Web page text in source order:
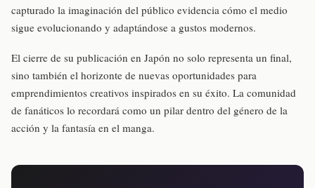
capturado la imaginación del público evidencia cómo el medio
sigue evolucionando y adaptándose a gustos modernos.
El cierre de su publicación en Japón no solo representa un final,
sino también el horizonte de nuevas oportunidades para
emprendimientos creativos inspirados en su éxito. La comunidad
de fanáticos lo recordará como un pilar dentro del género de la
acción y la fantasía en el manga.